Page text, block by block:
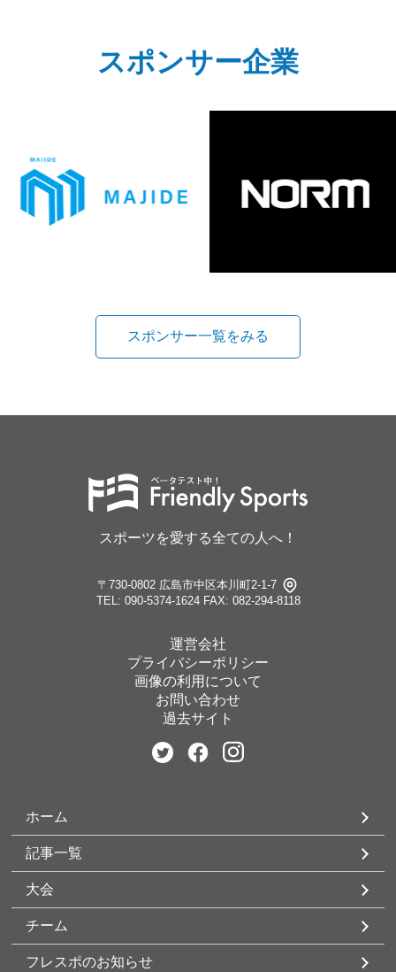
スポンサー企業
スポンサー一覧をみる
スポーツを愛する全ての人へ！
〒730-0802 広島市中区本川町2-1-7
TEL: 090-5374-1624 FAX: 082-294-8118
運営会社
プライバシーポリシー
画像の利用について
お問い合わせ
過去サイト
ホーム
記事一覧
大会
チーム
フレスポのお知らせ